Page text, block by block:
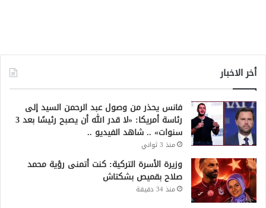
أخر الاخبار
فانس يحذر من وصول عبد الرحمن السيد إلى
رئاسة أمريكا: «لا قدر الله أن يصبح رئيسًا بعد 3
سنوات» .. شاهد الفيديو ..
منذ 3 ثواني
وزيرة الأسرة التركية: كنت أتمنى رؤية محمد
صلاح بقميص بشكتاش
منذ 34 دقيقة